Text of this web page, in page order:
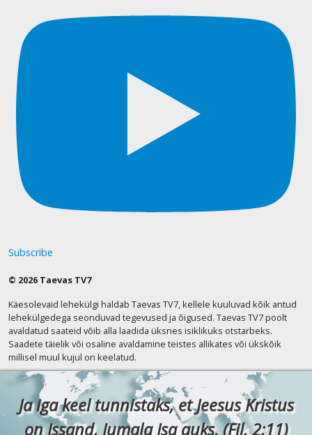
Subscribe
© 2026 Taevas TV7
Käesolevaid lehekülgi haldab Taevas TV7, kellele kuuluvad kõik antud
lehekülgedega seonduvad tegevused ja õigused. Taevas TV7 poolt
avaldatud saateid võib alla laadida üksnes isiklikuks otstarbeks.
Saadete täielik või osaline avaldamine teistes allikates või ükskõik
millisel muul kujul on keelatud.
Ja iga keel tunnistaks, et Jeesus Kristus
on Issand, Jumala Isa auks. (Fil. 2:11)